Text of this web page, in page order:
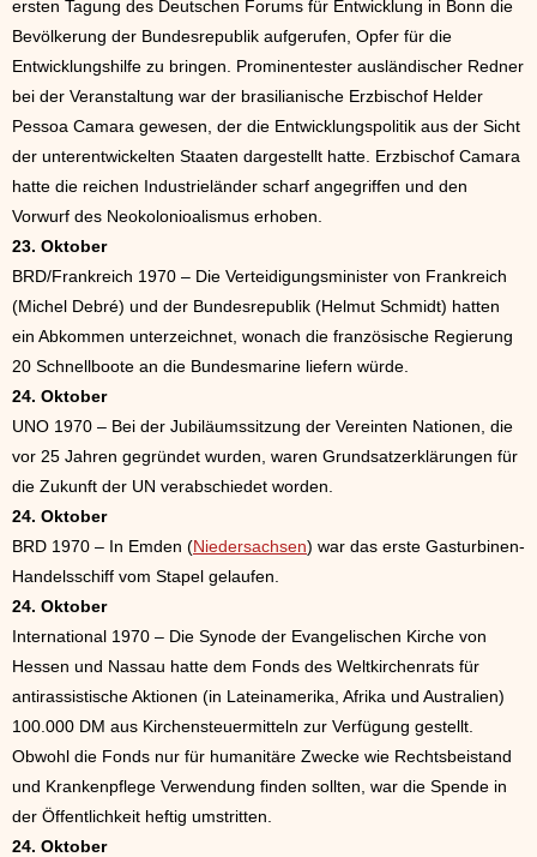
ersten Tagung des Deutschen Forums für Entwicklung in Bonn die
Bevölkerung der Bundesrepublik aufgerufen, Opfer für die
Entwicklungshilfe zu bringen. Prominentester ausländischer Redner
bei der Veranstaltung war der brasilianische Erzbischof Helder
Pessoa Camara gewesen, der die Entwicklungspolitik aus der Sicht
der unterentwickelten Staaten dargestellt hatte. Erzbischof Camara
hatte die reichen Industrieländer scharf angegriffen und den
Vorwurf des Neokolonioalismus erhoben.
23. Oktober
BRD/Frankreich 1970 – Die Verteidigungsminister von Frankreich
(Michel Debré) und der Bundesrepublik (Helmut Schmidt) hatten
ein Abkommen unterzeichnet, wonach die französische Regierung
20 Schnellboote an die Bundesmarine liefern würde.
24. Oktober
UNO 1970 – Bei der Jubiläumssitzung der Vereinten Nationen, die
vor 25 Jahren gegründet wurden, waren Grundsatzerklärungen für
die Zukunft der UN verabschiedet worden.
24. Oktober
BRD 1970 – In Emden (Niedersachsen) war das erste Gasturbinen-
Handelsschiff vom Stapel gelaufen.
24. Oktober
International 1970 – Die Synode der Evangelischen Kirche von
Hessen und Nassau hatte dem Fonds des Weltkirchenrats für
antirassistische Aktionen (in Lateinamerika, Afrika und Australien)
100.000 DM aus Kirchensteuermitteln zur Verfügung gestellt.
Obwohl die Fonds nur für humanitäre Zwecke wie Rechtsbeistand
und Krankenpflege Verwendung finden sollten, war die Spende in
der Öffentlichkeit heftig umstritten.
24. Oktober